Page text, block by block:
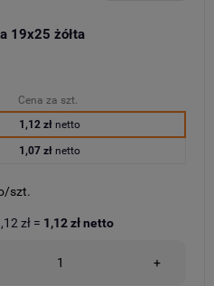
19x25 żółta
Cena za szt.
1,12 złnetto
1,07 złnetto
szt.
+
zł = 1,12 złnetto